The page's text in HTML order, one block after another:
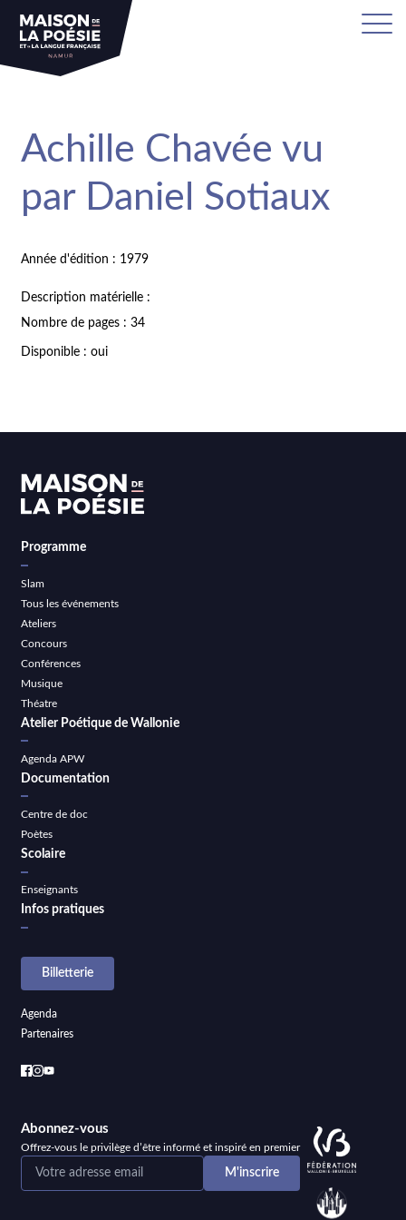
Achille Chavée vu
par Daniel Sotiaux
Année d'édition : 1979
Description matérielle :
Nombre de pages : 34
Disponible : oui
Programme
Slam
Tous les événements
Ateliers
Concours
Conférences
Musique
Théatre
Atelier Poétique de Wallonie
Agenda APW
Documentation
Centre de doc
Poètes
Scolaire
Enseignants
Infos pratiques
Billetterie
Agenda
Partenaires
Abonnez-vous
Offrez-vous le privilège d’être informé et inspiré en premier